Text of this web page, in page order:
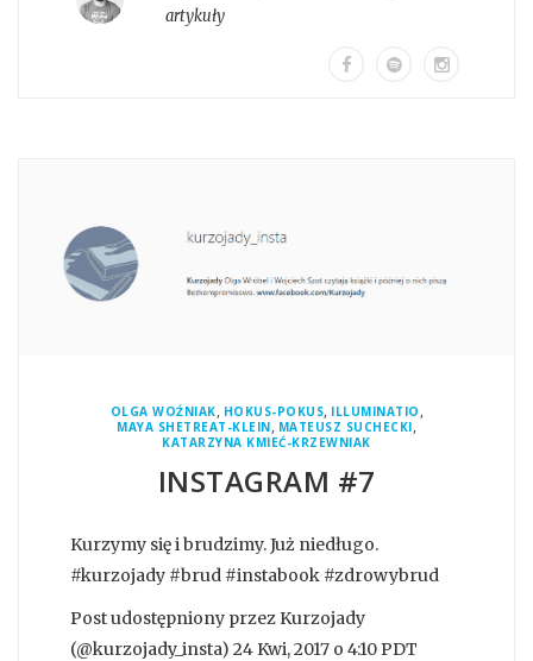
artykuły
OLGA WOŹNIAK, HOKUS-POKUS, ILLUMINATIO ,
MAYA SHETREAT-KLEIN, MATEUSZ SUCHECKI,
KATARZYNA KMIEĆ-KRZEWNIAK
INSTAGRAM #7
Kurzymy się i brudzimy. Już niedługo.
#kurzojady #brud #instabook #zdrowybrud
Post udostępniony przez Kurzojady
(@kurzojady_insta) 24 Kwi, 2017 o 4:10 PDT